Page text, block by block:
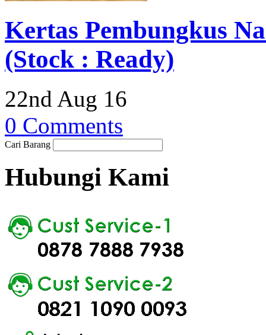
Kertas Pembungkus
(Stock : Ready)
22nd Aug 16
0 Comments
Cari Barang
Hubungi Kami